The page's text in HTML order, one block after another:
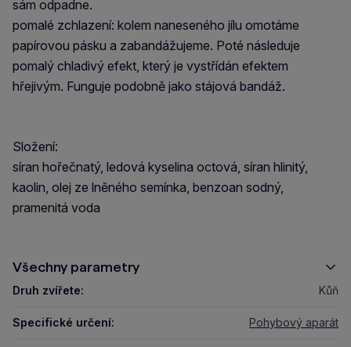
sám odpadne.
pomalé zchlazení: kolem naneseného jílu omotáme
papírovou pásku a zabandážujeme. Poté následuje
pomalý chladivý efekt, který je vystřídán efektem
hřejivým. Funguje podobně jako stájová bandáž.
Složení:
síran hořečnatý, ledová kyselina octová, síran hlinitý,
kaolin, olej ze lněného semínka, benzoan sodný,
pramenitá voda
Všechny parametry
Druh zvířete: Kůň
Specifické určení: Pohybový aparát